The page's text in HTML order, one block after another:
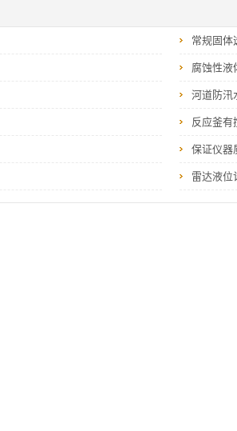
常规固体
腐蚀性液
河道防汛
反应釜有
保证仪器
雷达液位